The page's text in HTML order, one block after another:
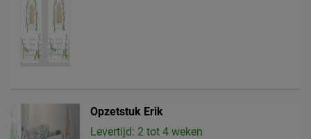
Opzetstuk Erik
Levertijd: 2 tot 4 weken